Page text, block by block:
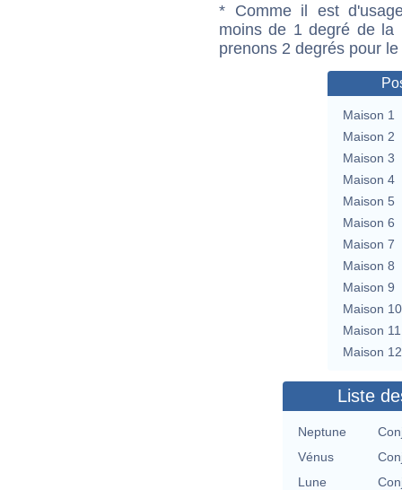
* Comme il est
moins de 1 degré de la
prenons 2 degrés pour
Maison 1
Maison 2
Maison 3
Maison 4
Maison 5
Maison 6
Maison 7
Maison 8
Maison 9
Maison 10
Maison 11
Maison 12
Liste
Neptune
Vénus
Lune